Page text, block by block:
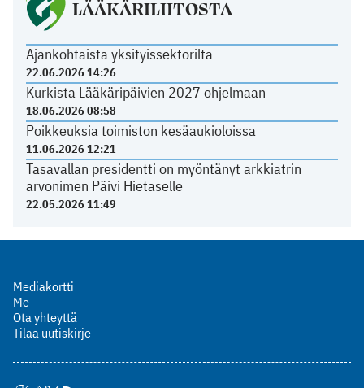
LÄÄKÄRILIITOSTA
Ajankohtaista yksityissektorilta
22.06.2026 14:26
Kurkista Lääkäripäivien 2027 ohjelmaan
18.06.2026 08:58
Poikkeuksia toimiston kesäaukioloissa
11.06.2026 12:21
Tasavallan presidentti on myöntänyt arkkiatrin
arvonimen Päivi Hietaselle
22.05.2026 11:49
Mediakortti
Me
Ota yhteyttä
Tilaa uutiskirje